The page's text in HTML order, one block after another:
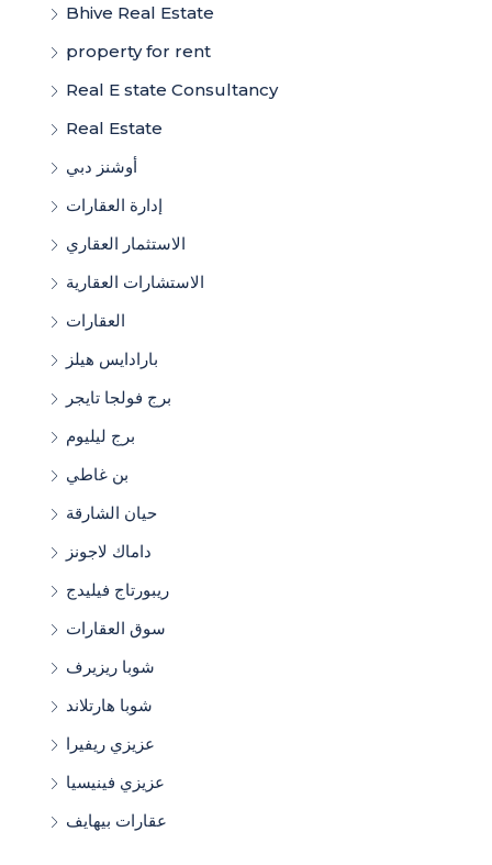
Bhive Real Estate
property for rent
Real E state Consultancy
Real Estate
أوشنز دبي
إدارة العقارات
الاستثمار العقاري
الاستشارات العقارية
العقارات
بارادايس هيلز
برج فولجا تايجر
برج ليليوم
بن غاطي
حيان الشارقة
داماك لاجونز
ريبورتاج فيليدج
سوق العقارات
شوبا ريزيرف
شوبا هارتلاند
عزيزي ريفيرا
عزيزي فينيسيا
عقارات بيهايف